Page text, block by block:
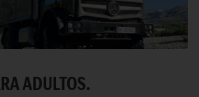
ADULTOS.